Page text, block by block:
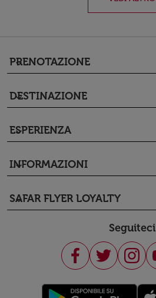
PRENOTAZIONE
keyboard_arrow_down
DESTINAZIONE
keyboard_arrow_down
ESPERIENZA
keyboard_arrow_down
INFORMAZIONI
keyboard_arrow_down
SAFAR FLYER LOYALTY
keyboard_arrow_down
Seguiteci